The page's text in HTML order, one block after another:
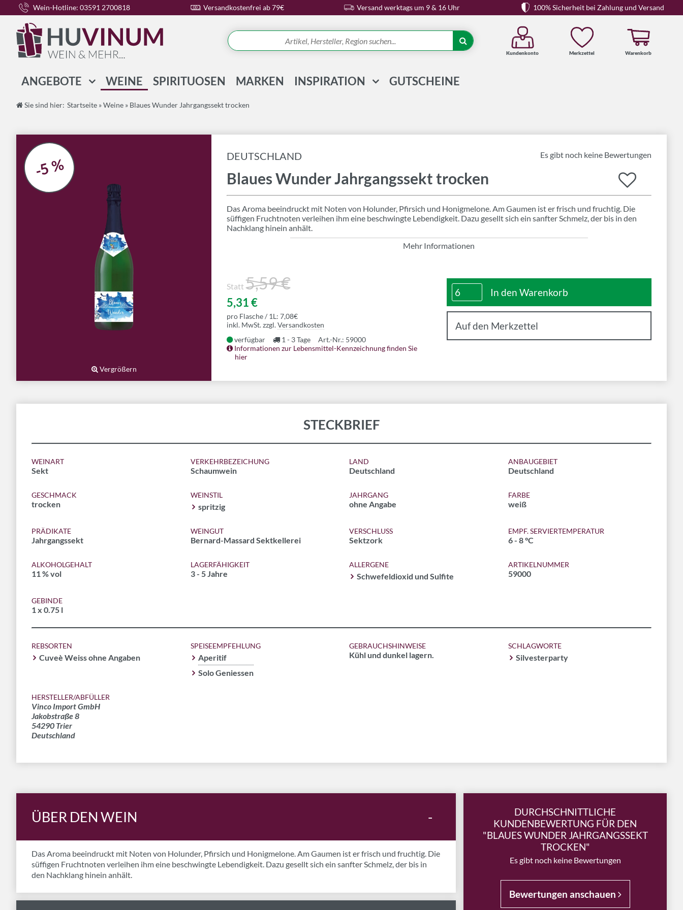
Wein-Hotline: 03591 2700818 Versandkostenfrei ab 79€ Versand werktags um 9 & 16 Uhr 100% Sicherheit bei Zahlung und Versand
Kundenkonto Merkzettel Warenkorb
ANGEBOTE
WEIN-PAKETE
GESCHENK-PAKETE
WEINE SPIRITUOSEN MARKEN INSPIRATION
SCHLAGWORTE
GUTSCHEINE
Sie sind hier: Startseite »Weine » Blaues Wunder Jahrgangssekt trocken
Vergrößern
-5 % DEUTSCHLAND Es gibt noch keine Bewertungen
Blaues Wunder Jahrgangssekt trocken
Das Aroma beeindruckt mit Noten von Holunder, Pfirsich und Honigmelone. Am Gaumen ist er frisch und fruchtig. Die
süffigen Fruchtnoten verleihen ihm eine beschwingte Lebendigkeit. Dazu gesellt sich ein sanfter Schmelz, der bis in den
Nachklang hinein anhält.
Mehr Informationen
Statt 5,59 €
5,31 €
pro Flasche / 1L: 7,08€
inkl. MwSt. zzgl.Versandkosten
verfügbar
1 - 3 Tage
Art.-Nr.: 59000
Informationen zur Lebensmittel-Kennzeichnung finden Sie
hier
STECKBRIEF
WEINART
Sekt
VERKEHRBEZEICHUNG
Schaumwein
LAND
Deutschland
ANBAUGEBIET
Deutschland
GESCHMACK
trocken
WEINSTIL
spritzig
JAHRGANG
ohne Angabe
FARBE
weiß
PRÄDIKATE
Jahrgangssekt
WEINGUT
Bernard-Massard Sektkellerei
VERSCHLUSS
Sektzork
EMPF. SERVIERTEMPERATUR
6 - 8 °C
ALKOHOLGEHALT
11 % vol
LAGERFÄHIGKEIT
3 - 5 Jahre
ALLERGENE
Schwefeldioxid und Sulfite
ARTIKELNUMMER
59000
GEBINDE
1 x 0.75 l
REBSORTEN
Cuveè Weiss ohne Angaben
SPEISEEMPFEHLUNG
Aperitif
Solo Geniessen
GEBRAUCHSHINWEISE
Kühl und dunkel lagern.
SCHLAGWORTE
Silvesterparty
HERSTELLER/ABFÜLLER
Vinco Import GmbH
Jakobstraße 8
54290 Trier
Deutschland
DURCHSCHNITTLICHE
KUNDENBEWERTUNG FÜR DEN
"BLAUES WUNDER JAHRGANGSSEKT
TROCKEN"
Es gibt noch keine Bewertungen
Bewertungen anschauen
ÜBER DEN WEIN -
Das Aroma beeindruckt mit Noten von Holunder, Pfirsich und Honigmelone. Am Gaumen ist er frisch und fruchtig. Die
süffigen Fruchtnoten verleihen ihm eine beschwingte Lebendigkeit. Dazu gesellt sich ein sanfter Schmelz, der bis in
den Nachklang hinein anhält.